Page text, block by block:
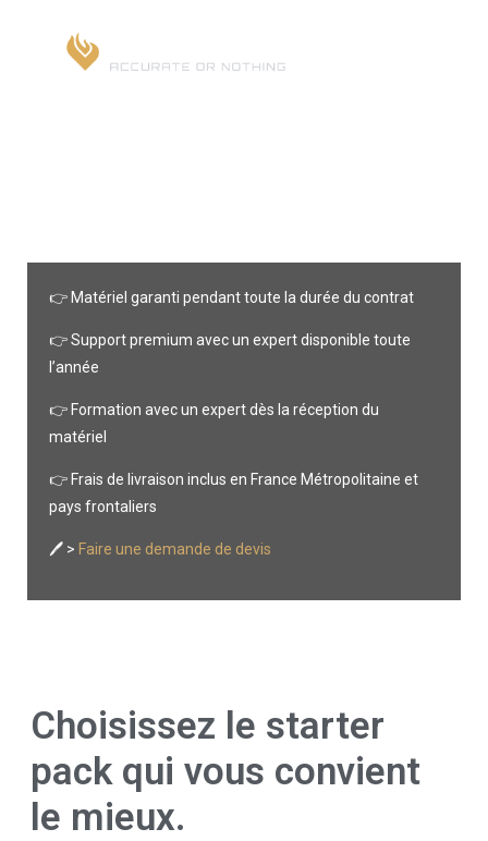
👉 Matériel garanti pendant toute la durée du contrat
👉 Support premium avec un expert disponible toute
l’année
👉 Formation avec un expert dès la réception du
matériel
👉 Frais de livraison inclus en France Métropolitaine et
pays frontaliers
🖊️ > Faire une demande de devis
Choisissez le starter
pack qui vous convient
le mieux.